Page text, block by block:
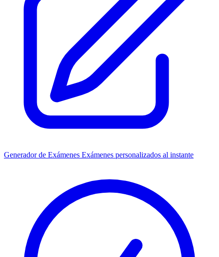
Generador de Exámenes Exámenes personalizados al instante